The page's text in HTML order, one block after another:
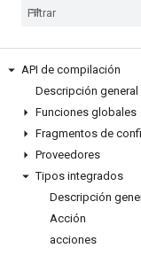
API de compilación
Descripción general
Funciones globales
Fragmentos de
Proveedores
Tipos integrados
Descripción
Acción
acciones